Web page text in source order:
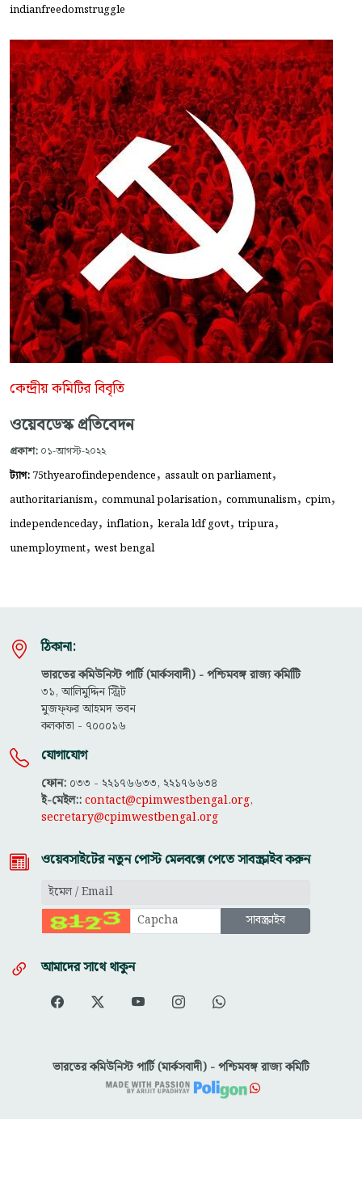
indianfreedomstruggle
কেন্দ্রীয় কমিটির বিবৃতি
ওয়েবডেস্ক প্রতিবেদন
প্রকাশ: ০১-আগস্ট-২০২২
ট্যাগ: 75thyearofindependence, assault on parliament,
authoritarianism, communal polarisation, communalism, cpim,
independenceday, inflation, kerala ldf govt,tripura,
unemployment, west bengal
ঠিকানা:
ভারতের কমিউনিস্ট পার্টি (মার্কসবাদী) - পশ্চিমবঙ্গ রাজ্য কমিটিি
৩১, আলিমুদ্দিন স্ট্রিট
মুজফ্ফ‌র আহমদ ভবন
কলকাতা - ৭০০০১৬
যোগাযোগ
ফোন: ০৩৩ - ২২১৭৬৬৩৩, ২২১৭৬৬৩৪
ই-মেইল::contact@cpimwestbengal.org,
secretary@cpimwestbengal.org
ওয়েবসাইটের নতুন পোস্ট মেলবক্সে পেতে সাবস্ক্রাইব করুন
আমাদের সাথে থাকুন
ভারতের কমিউনিস্ট পার্টি (মার্কসবাদী) - পশ্চিমবঙ্গ রাজ্য কমিটি